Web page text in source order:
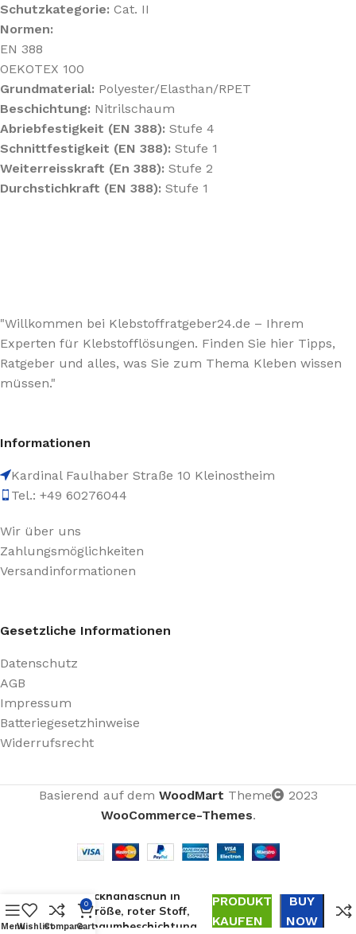
Schutzkategorie: Cat. II
Normen:
EN 388
OEKOTEX 100
Grundmaterial: Polyester/Elasthan/RPET
Beschichtung: Nitrilschaum
Abriebfestigkeit (EN 388): Stufe 4
Schnittfestigkeit (EN 388): Stufe 1
Weiterreisskraft (En 388): Stufe 2
Durchstichkraft (EN 388): Stufe 1
"Willkommen bei Klebstoffratgeber24.de – Ihrem
Experten für Klebstofflösungen. Finden Sie hier Tipps,
Ratgeber und alles, was Sie zum Thema Kleben wissen
müssen."
Informationen
Kardinal Faulhaber Straße 10 Kleinostheim
Tel.: +49 60276044
Wir über uns
Zahlungsmöglichkeiten
Versandinformationen
Gesetzliche Informationen
Datenschutz
AGB
Impressum
Batteriegesetzhinweise
Widerrufsrecht
Basierend auf dem WoodMart Theme
2023
WooCommerce-Themes.
Kids Red Größe: 3-4,
Feinstrickhandschuh in
Kindergröße, roter Stoff,
Nitrilschaumbeschichtung,
PRODUKT
KAUFEN
BUY
NOW
MenuWishlistCompare
0
Cart